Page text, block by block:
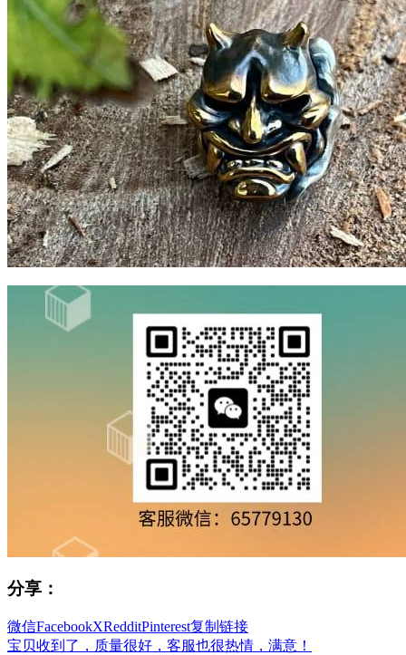
分享：
微信FacebookXRedditPinterest复制链接
宝贝收到了，质量很好，客服也很热情，满意！